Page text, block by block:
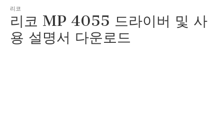
드라이버 및 매뉴
얼
리코
리코 MP 4055 드라이버 및 사
용 설명서 다운로드